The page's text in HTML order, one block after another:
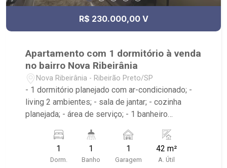
R$ 230.000,00 V
Apartamento com 1 dormitório à venda
no bairro Nova Ribeirânia
Nova Ribeirânia - Ribeirão Preto/SP
- 1 dormitório planejado com ar-condicionado; -
living 2 ambientes; - sala de jantar; - cozinha
planejada; - área de serviço; - 1 banheiro
Volvo. Keiji Nissan, Barbados Praia Bar;
1
Dorm.
1
Banho
1
Garagem
42 m²
A. Útil